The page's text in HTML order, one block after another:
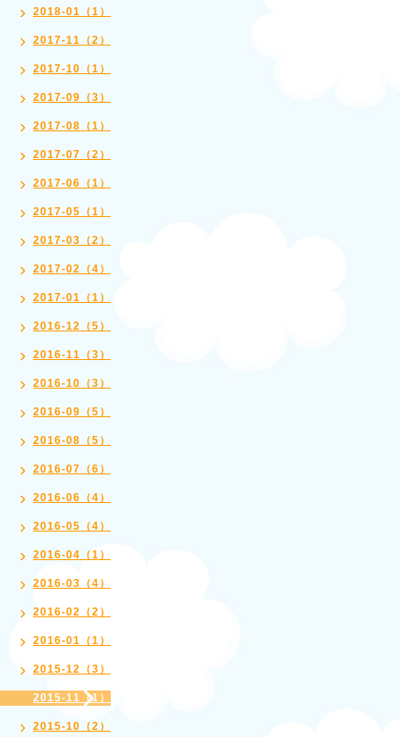
2018-01（1）
2017-11（2）
2017-10（1）
2017-09（3）
2017-08（1）
2017-07（2）
2017-06（1）
2017-05（1）
2017-03（2）
2017-02（4）
2017-01（1）
2016-12（5）
2016-11（3）
2016-10（3）
2016-09（5）
2016-08（5）
2016-07（6）
2016-06（4）
2016-05（4）
2016-04（1）
2016-03（4）
2016-02（2）
2016-01（1）
2015-12（3）
2015-11（1）
2015-10（2）